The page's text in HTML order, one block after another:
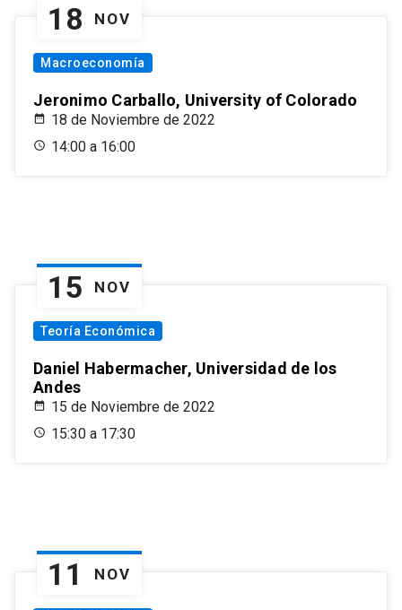
18 NOV
Macroeconomía
Jeronimo Carballo, University of Colorado
18 de Noviembre de 2022
14:00 a 16:00
15 NOV
Teoría Económica
Daniel Habermacher, Universidad de los
Andes
15 de Noviembre de 2022
15:30 a 17:30
11 NOV